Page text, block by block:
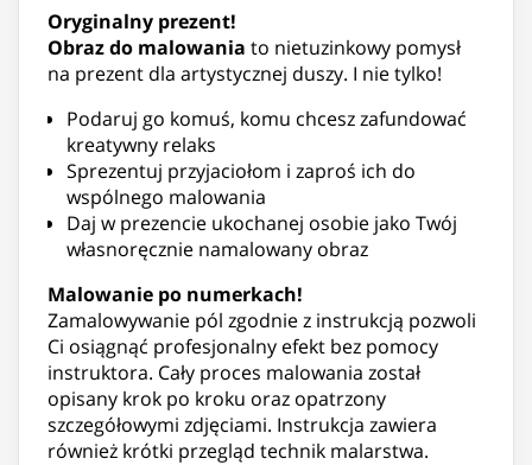
Oryginalny prezent!
Obraz do malowania to nietuzinkowy pomysł
na prezent dla artystycznej duszy. I nie tylko!
Podaruj go komuś, komu chcesz zafundować
kreatywny relaks
Sprezentuj przyjaciołom i zaproś ich do
wspólnego malowania
Daj w prezencie ukochanej osobie jako Twój
własnoręcznie namalowany obraz
Malowanie po numerkach!
Zamalowywanie pól zgodnie z instrukcją pozwoli
Ci osiągnąć profesjonalny efekt bez pomocy
instruktora. Cały proces malowania został
opisany krok po kroku oraz opatrzony
szczegółowymi zdjęciami. Instrukcja zawiera
również krótki przegląd technik malarstwa.